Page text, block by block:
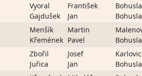
Vyoral
Gajdušek
František
Jan
Menšík
Křemének
Martin
Pavel
Zbořil
Juřica
Josef
Jan